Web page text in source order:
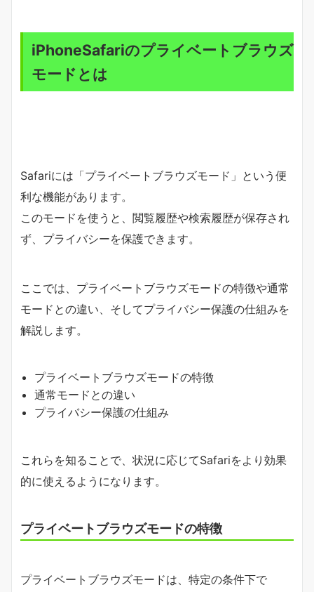
iPhoneSafariのプライベートブラウズ
モードとは
Safariには「プライベートブラウズモード」という便
利な機能があります。
このモードを使うと、閲覧履歴や検索履歴が保存され
ず、プライバシーを保護できます。
ここでは、プライベートブラウズモードの特徴や通常
モードとの違い、そしてプライバシー保護の仕組みを
解説します。
プライベートブラウズモードの特徴
通常モードとの違い
プライバシー保護の仕組み
これらを知ることで、状況に応じてSafariをより効果
的に使えるようになります。
プライベートブラウズモードの特徴
プライベートブラウズモードは、特定の条件下で